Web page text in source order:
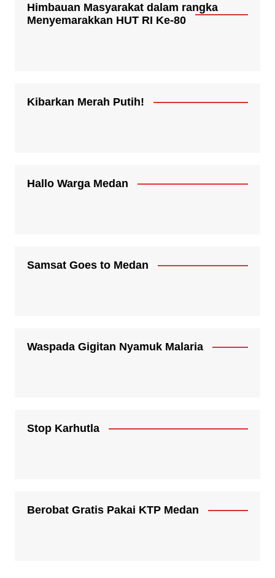
Himbauan Masyarakat dalam rangka
Menyemarakkan HUT RI Ke-80
Kibarkan Merah Putih!
Hallo Warga Medan
Samsat Goes to Medan
Waspada Gigitan Nyamuk Malaria
Stop Karhutla
Berobat Gratis Pakai KTP Medan